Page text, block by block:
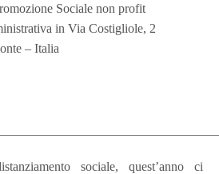
Sociale non profit
in Via Costigliole, 2
– Italia
sociale, quest’anno ci